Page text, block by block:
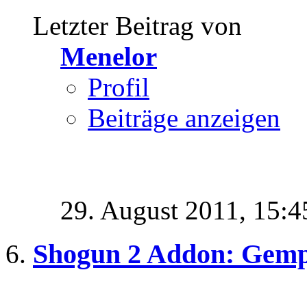
Letzter Beitrag von
Menelor
Profil
Beiträge anzeigen
29. August 2011,
Shogun 2 Addon: